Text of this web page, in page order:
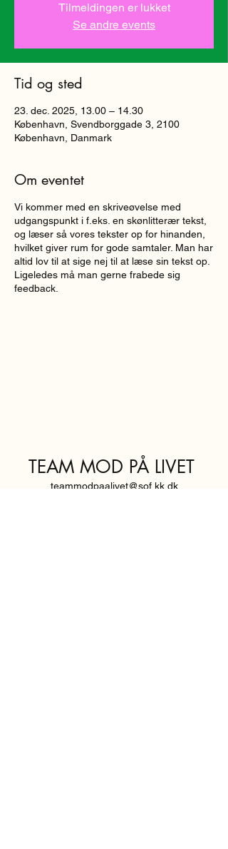
Tilmeldingen er lukket
Se andre events
Tid og sted
23. dec. 2025, 13.00 – 14.30
København, Svendborggade 3, 2100
København, Danmark
Om eventet
Vi kommer med en skriveøvelse med
udgangspunkt i f.eks. en skønlitterær tekst,
og læser så vores tekster op for hinanden,
hvilket giver rum for gode samtaler. Man har
altid lov til at sige nej til at læse sin tekst op.
Ligeledes må man gerne frabede sig
feedback.
TEAM MOD PÅ LIVET
teammodpaalivet@sof.kk.dk